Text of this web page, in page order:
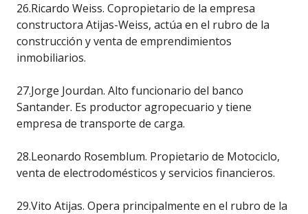
26.Ricardo Weiss. Copropietario de la empresa
constructora Atijas-Weiss, actúa en el rubro de la
construcción y venta de emprendimientos
inmobiliarios.
27.Jorge Jourdan. Alto funcionario del banco
Santander. Es productor agropecuario y tiene
empresa de transporte de carga.
28.Leonardo Rosemblum. Propietario de Motociclo,
venta de electrodomésticos y servicios financieros.
29.Vito Atijas. Opera principalmente en el rubro de la